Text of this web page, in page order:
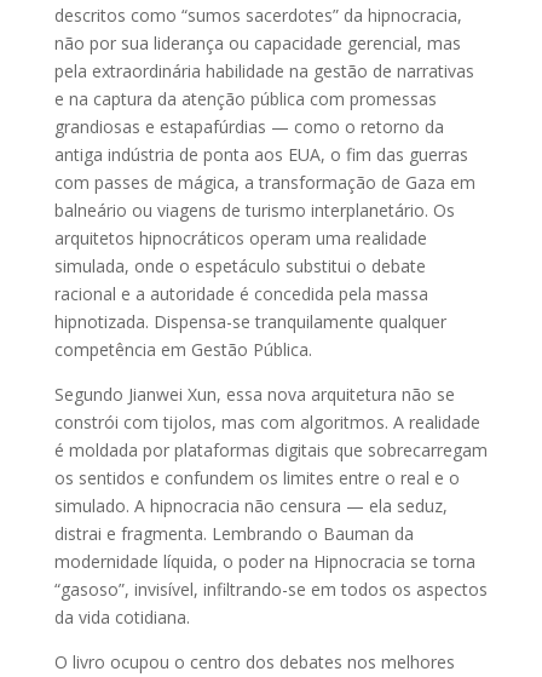
descritos como “sumos sacerdotes” da hipnocracia,
não por sua liderança ou capacidade gerencial, mas
pela extraordinária habilidade na gestão de narrativas
e na captura da atenção pública com promessas
grandiosas e estapafúrdias — como o retorno da
antiga indústria de ponta aos EUA, o fim das guerras
com passes de mágica, a transformação de Gaza em
balneário ou viagens de turismo interplanetário. Os
arquitetos hipnocráticos operam uma realidade
simulada, onde o espetáculo substitui o debate
racional e a autoridade é concedida pela massa
hipnotizada. Dispensa-se tranquilamente qualquer
competência em Gestão Pública.
Segundo Jianwei Xun, essa nova arquitetura não se
constrói com tijolos, mas com algoritmos. A realidade
é moldada por plataformas digitais que sobrecarregam
os sentidos e confundem os limites entre o real e o
simulado. A hipnocracia não censura — ela seduz,
distrai e fragmenta. Lembrando o Bauman da
modernidade líquida, o poder na Hipnocracia se torna
“gasoso”, invisível, infiltrando-se em todos os aspectos
da vida cotidiana.
O livro ocupou o centro dos debates nos melhores